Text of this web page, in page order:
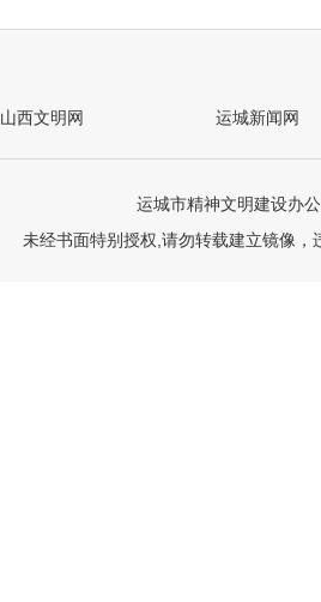
山西文明网 运城新闻网
运城市精神文明建设办
未经书面特别授权,请勿转载建立镜像